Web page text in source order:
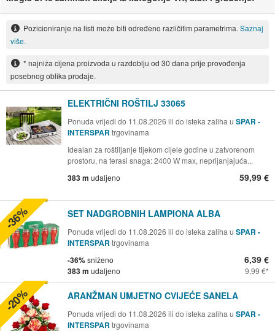
Pozicioniranje na listi može biti određeno različitim parametrima. Saznaj
više.
* najniža cijena proizvoda u razdoblju od 30 dana prije provođenja
posebnog oblika prodaje.
ELEKTRIČNI ROŠTILJ 33065
Ponuda vrijedi do 11.08.2026 ili do isteka zaliha u SPAR -
INTERSPAR trgovinama
Idealan za roštiljanje tijekom cijele godine u zatvorenom
prostoru, na terasi snaga: 2400 W max, neprijanjajuća...
383 m udaljeno 59,99 €
SET NADGROBNIH LAMPIONA ALBA
Ponuda vrijedi do 11.08.2026 ili do isteka zaliha u SPAR -
INTERSPAR trgovinama
-36%sniženo
383 m udaljeno
6,39 €
9,99 €
-36%
ARANŽMAN UMJETNO CVIJEĆE SANELA
Ponuda vrijedi do 11.08.2026 ili do isteka zaliha u SPAR -
INTERSPAR trgovinama
-20%